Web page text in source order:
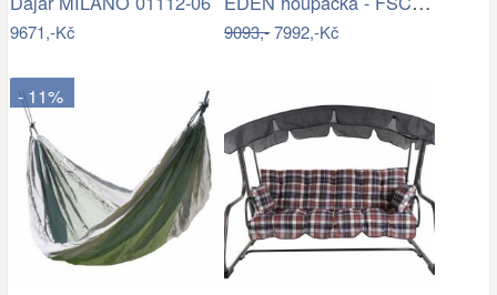
9671,-Kč 9093,-7992,-Kč
- 11%